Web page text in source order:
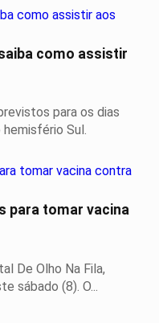
como assistir
para os dias
Sul.
para tomar vacina
De Olho Na Fila,
sábado (8). O...